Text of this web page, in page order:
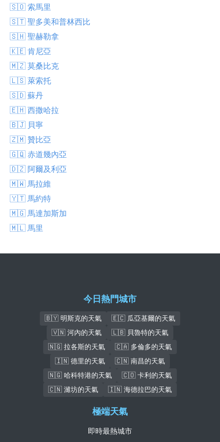
🇸🇴 索馬里
🇸🇹 聖多美和普林西比
🇸🇭 聖赫勒拿
🇰🇪 肯尼亞
🇲🇿 莫桑比克
🇱🇸 萊索托
🇸🇩 蘇丹
🇪🇭 西撒哈拉
🇧🇯 貝寧
🇿🇲 贊比亞
🇬🇶 赤道幾內亞
🇩🇿 阿爾及利亞
🇲🇼 馬拉維
🇾🇹 馬約特
🇲🇬 馬達加斯加
🇲🇱 馬里
今日熱門城市
🇧🇾 明斯克的天氣
🇪🇨 瓜亞基爾的天氣
🇻🇳 河內的天氣
🇱🇧 貝魯特的天氣
🇳🇬 拉各斯的天氣
🇨🇦 多倫多的天氣
🇮🇳 德里的天氣
🇨🇳 南昌的天氣
🇳🇬 哈科特港的天氣
🇨🇴 卡利的天氣
🇨🇳 濰坊的天氣
🇮🇳 海德拉巴的天氣
極端天氣
即時最熱城市